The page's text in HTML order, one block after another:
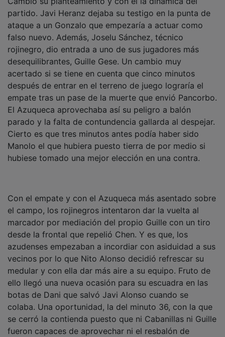
partido. Javi Heranz dejaba su testigo en la punta de
ataque a un Gonzalo que empezaría a actuar como
falso nuevo. Además, Joselu Sánchez, técnico
rojinegro, dio entrada a uno de sus jugadores más
desequilibrantes, Guille Gese. Un cambio muy
acertado si se tiene en cuenta que cinco minutos
después de entrar en el terreno de juego lograría el
empate tras un pase de la muerte que envió Pancorbo.
El Azuqueca aprovechaba así su peligro a balón
parado y la falta de contundencia gallarda al despejar.
Cierto es que tres minutos antes podía haber sido
Manolo el que hubiera puesto tierra de por medio si
hubiese tomado una mejor elección en una contra.
el campo, los rojinegros intentaron dar la vuelta al
marcador por mediación del propio Guille con un tiro
desde la frontal que repelió Chen. Y es que, los
azudenses empezaban a incordiar con asiduidad a sus
vecinos por lo que Nito Alonso decidió refrescar su
medular y con ella dar más aire a su equipo. Fruto de
ello llegó una nueva ocasión para su escuadra en las
botas de Dani que salvó Javi Alonso cuando se
colaba. Una oportunidad, la del minuto 36, con la que
se cerró la contienda puesto que ni Cabanillas ni Guille
fueron capaces de aprovechar ni el resbalón de